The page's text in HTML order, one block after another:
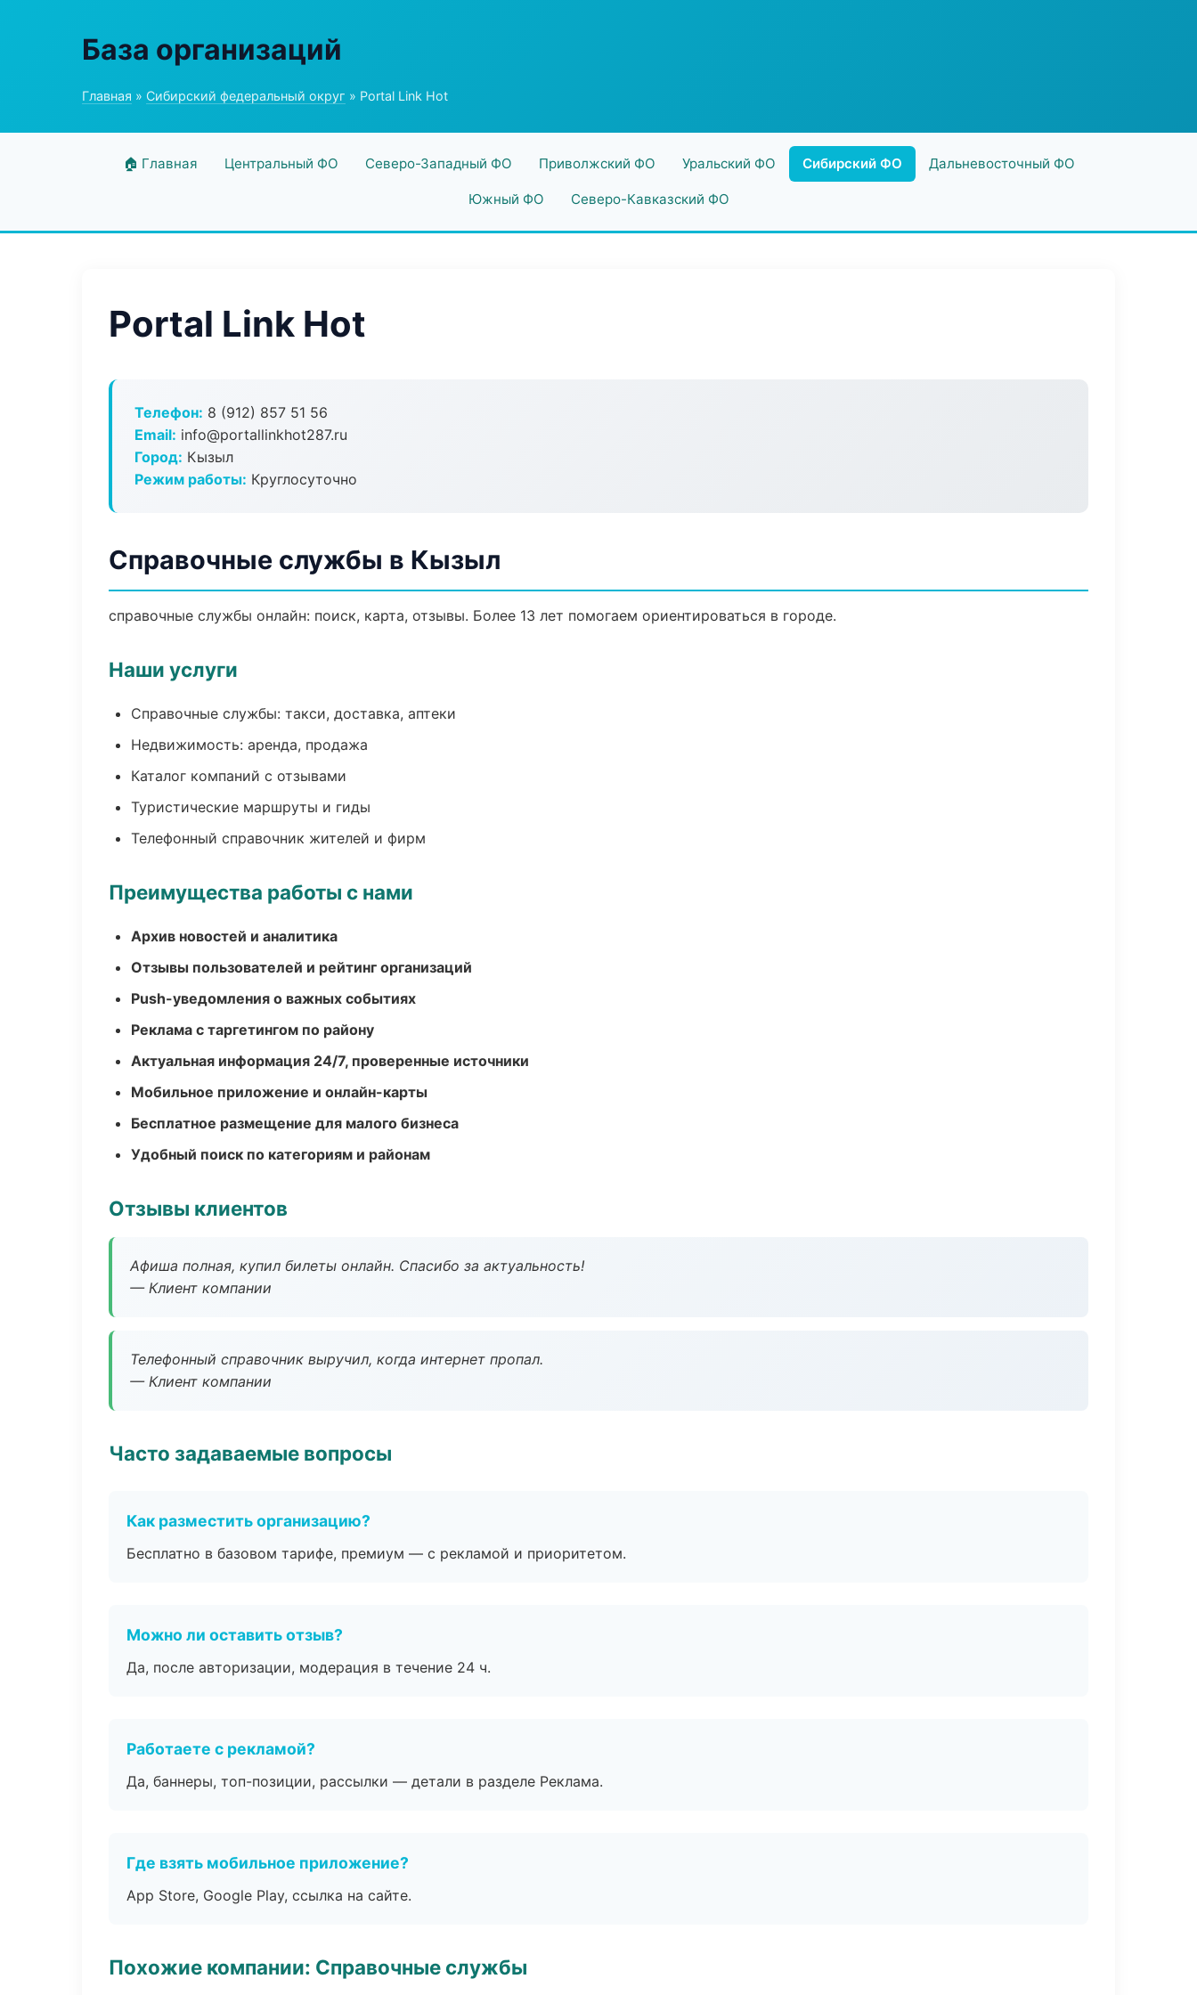
База организаций
Главная » Сибирский федеральный округ » Portal Link Hot
🏠 Главная Центральный ФО Северо-Западный ФО Приволжский ФО Уральский ФО Сибирский ФО Дальневосточный ФО
Южный ФО Северо-Кавказский ФО
Portal Link Hot
Телефон: 8 (912) 857 51 56
Email: info@portallinkhot287.ru
Город: Кызыл
Режим работы: Круглосуточно
Справочные службы в Кызыл
справочные службы онлайн: поиск, карта, отзывы. Более 13 лет помогаем ориентироваться в городе.
Наши услуги
Справочные службы: такси, доставка, аптеки
Недвижимость: аренда, продажа
Каталог компаний с отзывами
Туристические маршруты и гиды
Телефонный справочник жителей и фирм
Преимущества работы с нами
Архив новостей и аналитика
Отзывы пользователей и рейтинг организаций
Push-уведомления о важных событиях
Реклама с таргетингом по району
Актуальная информация 24/7, проверенные источники
Мобильное приложение и онлайн-карты
Бесплатное размещение для малого бизнеса
Удобный поиск по категориям и районам
Отзывы клиентов
Афиша полная, купил билеты онлайн. Спасибо за актуальность!
— Клиент компании
Телефонный справочник выручил, когда интернет пропал.
— Клиент компании
Часто задаваемые вопросы
Как разместить организацию?
Бесплатно в базовом тарифе, премиум — с рекламой и приоритетом.
Можно ли оставить отзыв?
Да, после авторизации, модерация в течение 24 ч.
Работаете с рекламой?
Да, баннеры, топ-позиции, рассылки — детали в разделе Реклама.
Где взять мобильное приложение?
App Store, Google Play, ссылка на сайте.
Похожие компании: Справочные службы